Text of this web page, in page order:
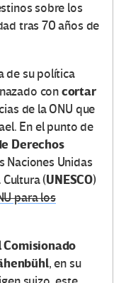
sobre los
tras 70 años de
de su política
concortar
de la ONU que
En el punto de
Derechos
Naciones Unidas
(UNESCO)
para los
Comisionado
, en su